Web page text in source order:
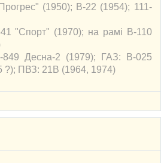
(1950); В-22 (1954); 111-
(1970); на рамі В-110
2 (1979); ГАЗ: В-025
?); ПВЗ: 21В (1964, 1974)